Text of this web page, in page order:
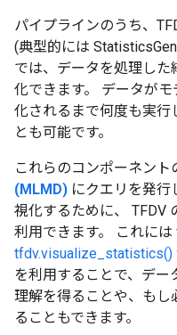
パイプラインのうち、
(典型的には
では、データを処理し
化できます。 データが
化されるまで何度も実行
とも可能です。
これらのコンポーネント
(MLMD) にクエリを発行
視化するために、 TFDV
利用できます。 これには
tfdv.visualize_statistics()
を利用することで、デー
理解を得ることや、もし
ることもできます。